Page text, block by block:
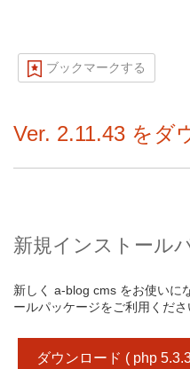
ブックマークする
Ver. 2.11.43 をダ
新規インストール
新しく a-blog cms をお使いに
ールパッケージをご利用くださ
ダウンロード ( php